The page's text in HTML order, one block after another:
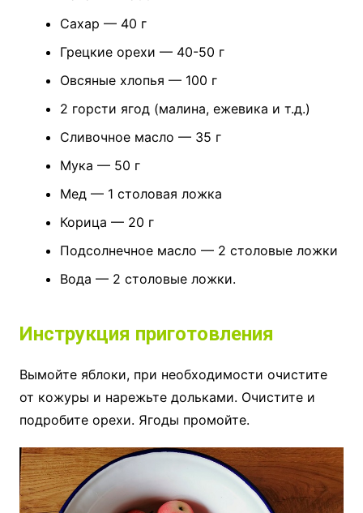
Сахар — 40 г
Грецкие орехи — 40-50 г
Овсяные хлопья — 100 г
2 горсти ягод (малина, ежевика и т.д.)
Сливочное масло — 35 г
Мука — 50 г
Мед — 1 столовая ложка
Корица — 20 г
Подсолнечное масло — 2 столовые ложки
Вода — 2 столовые ложки.
Инструкция приготовления
Вымойте яблоки, при необходимости очистите
от кожуры и нарежьте дольками. Очистите и
подробите орехи. Ягоды промойте.